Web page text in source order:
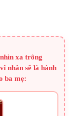
xa trông
nhân sẽ là hành
ba mẹ: